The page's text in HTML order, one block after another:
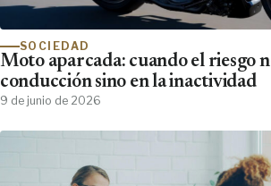
SOCIEDAD
Moto aparcada: cuando el riesgo
conducción sino en la inactividad
9 de junio de 2026